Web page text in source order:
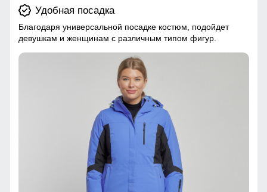
Удобная посадка
Благодаря универсальной посадке костюм, подойдет
девушкам и женщинам с различным типом фигур.